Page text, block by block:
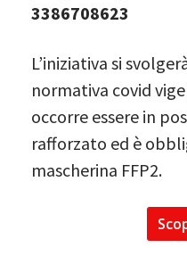
3386708623
L’iniziativa si
normativa covid
occorre essere in
rafforzato ed è
mascherina FFP2.